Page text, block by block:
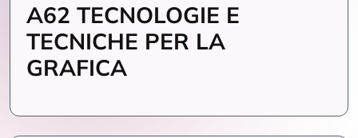
A62 TECNOLOGIE E
TECNICHE PER LA
GRAFICA